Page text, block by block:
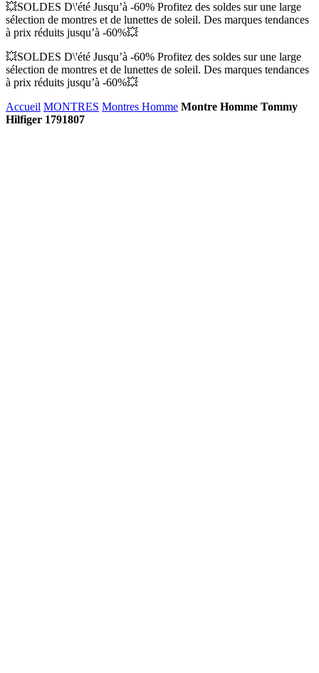
💥SOLDES D\'été Jusqu’à -60% Profitez des soldes sur une large
sélection de montres et de lunettes de soleil. Des marques tendances
à prix réduits jusqu’à -60%💥
💥SOLDES D\'été Jusqu’à -60% Profitez des soldes sur une large
sélection de montres et de lunettes de soleil. Des marques tendances
à prix réduits jusqu’à -60%💥
Accueil MONTRES Montres Homme Montre Homme Tommy
Hilfiger 1791807